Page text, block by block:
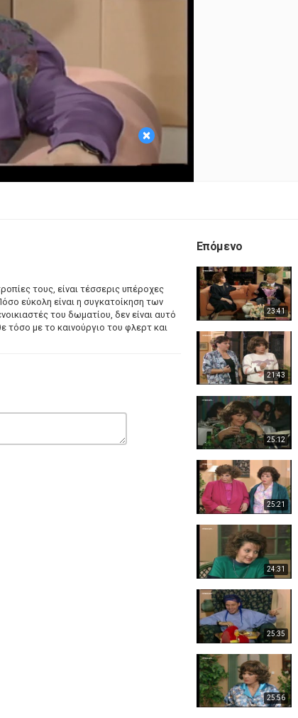
×
τους, είναι τέσσερις υπέροχες
εύκολη είναι η συγκατοίκηση των
του δωματίου, δεν είναι αυτό
τόσο με το καινούργιο του φλερτ και
Επόμενο
23:41
21:43
25:12
25:21
24:31
25:35
25:56